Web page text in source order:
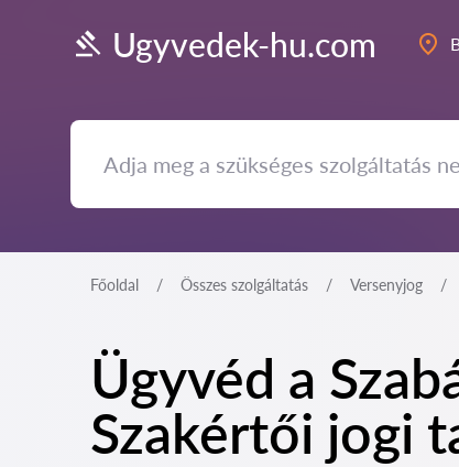
Ugyvedek-hu.com
Főoldal Összes szolgáltatás Versenyjog
Ügyvéd a
Szakértői jogi